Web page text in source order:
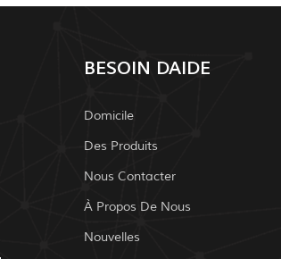
BESOIN DAIDE
Domicile
Des Produits
Nous Contacter
À Propos De Nous
Nouvelles